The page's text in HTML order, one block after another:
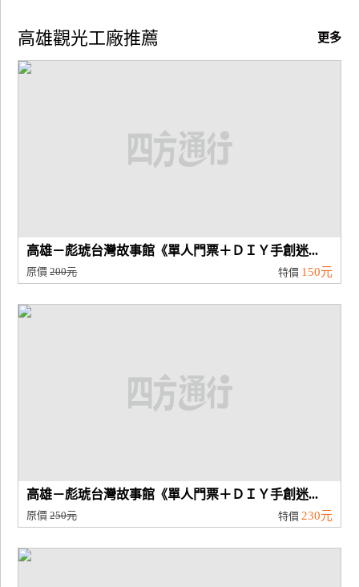
更多
高雄觀光工廠推薦
高雄－彪琥台灣故事館《單人門票＋ＤＩＹ手創迷...
原價200元 特價 150元
高雄－彪琥台灣故事館《單人門票＋ＤＩＹ手創迷...
原價250元 特價 230元